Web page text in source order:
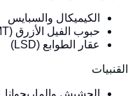
الكيميكال والسبايس
حبوب الفيل الأزرق (DMT)
عقار الطوابع (LSD)
الحشيش والماريجوانا